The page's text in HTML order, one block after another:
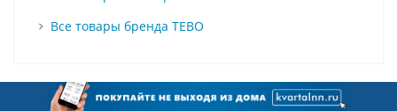
Все товары бренда TEBO